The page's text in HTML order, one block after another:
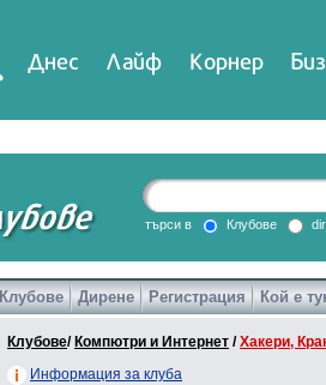
Днес Лайф Корнер
DirTV Impressio
Games
търси в Клубове
Клубове Дирене Регистрация Кой е
Клубове/ Компютри и Интернет /Хакери,
Информация за клуба